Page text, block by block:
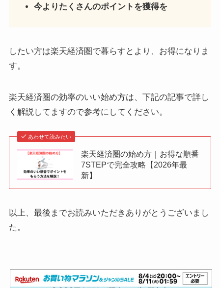
今よりたくさんのポイントを獲得を
したい方は楽天経済圏で暮らすとより、お得になりま
す。
楽天経済圏の効率のいい始め方は、下記の記事で詳し
く解説してますので参考にしてください。
あわせて読みたい
楽天経済圏の始め方｜お得な順番
7STEPで完全攻略【2026年最
新】
以上、最後までお読みいただきありがとうございまし
た。